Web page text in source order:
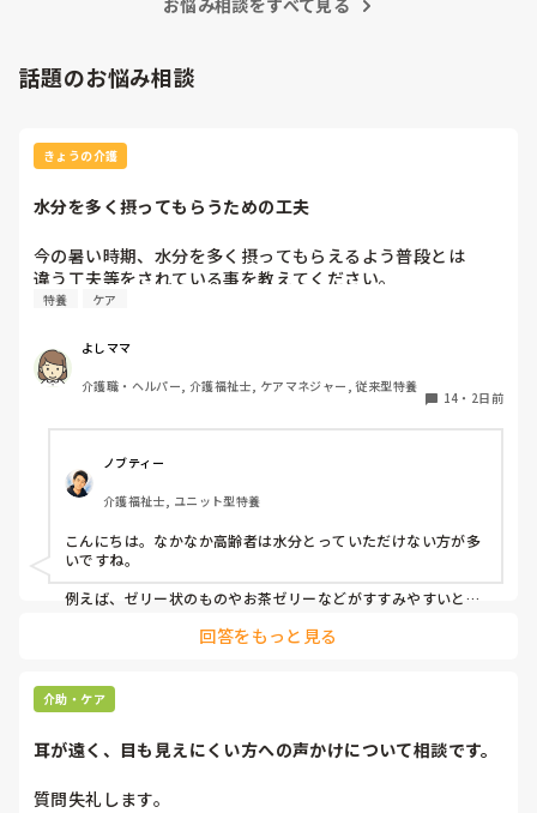
お悩み相談をすべて見る
話題のお悩み相談
きょうの介護
水分を多く摂ってもらうための工夫
今の暑い時期、水分を多く摂ってもらえるよう普段とは
違う工夫等をされている事を教えてください。
特養 ケア
よしママ
介護職・ヘルパー, 介護福祉士, ケアマネジャー, 従来型特養
14 ・ 2日前
ノブティー
介護福祉士, ユニット型特養
こんにちは。なかなか高齢者は水分とっていただけない方が多
いですね。
例えば、ゼリー状のものやお茶ゼリーなどがすすみやすいと思
て少しずつ提供するとかもいいかもしれません。
回答をもっと見る
介助・ケア
耳が遠く、目も見えにくい方への声かけについて相談です。
質問失礼します。